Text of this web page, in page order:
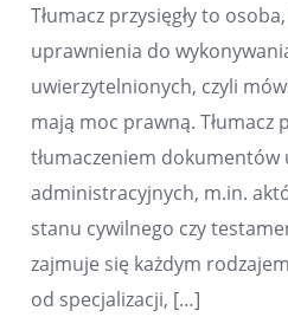
Tłumacz przysięgły to
uprawnienia do
uwierzytelnionych, czyli
mają moc prawną. Tłumacz
tłumaczeniem dokumentów
administracyjnych, m.in.
stanu cywilnego czy
zajmuje się każdym
od specjalizacji, […]